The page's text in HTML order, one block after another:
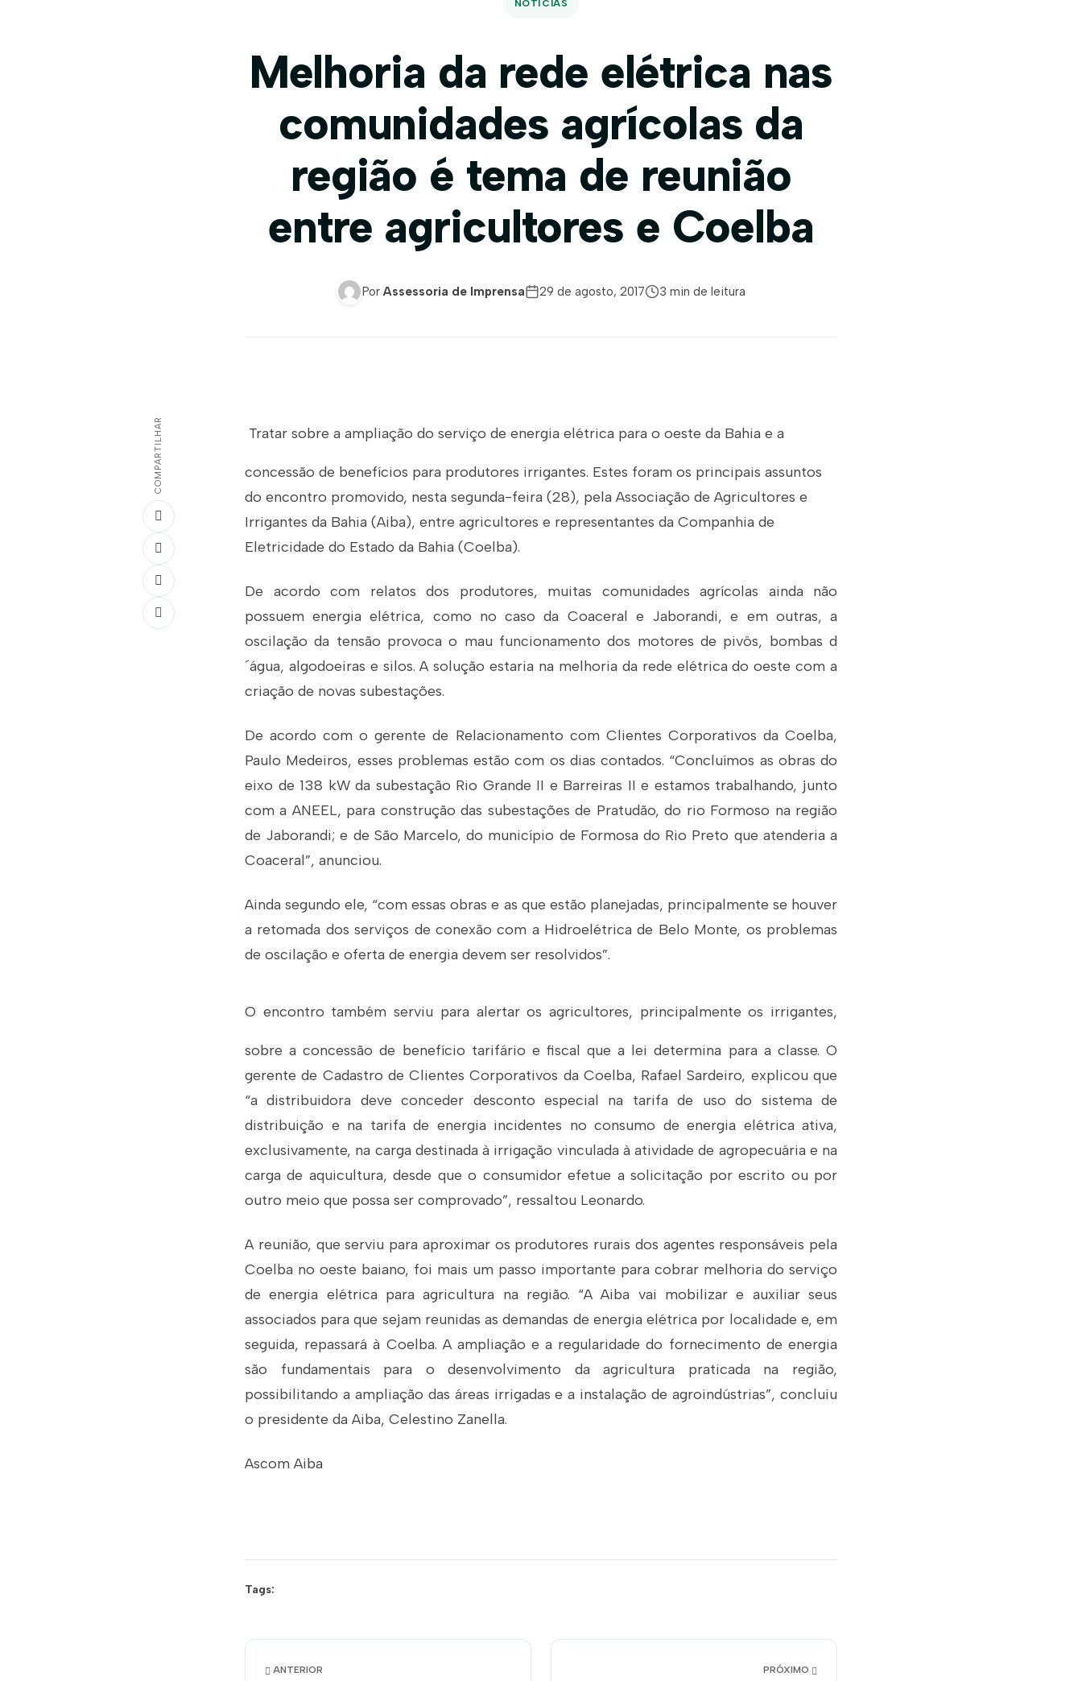
NOTÍCIAS
Melhoria da rede elétrica nas
comunidades agrícolas da
região é tema de reunião
entre agricultores e Coelba
Por Assessoria de Imprensa 29 de agosto, 2017 3 min de leitura
COMPARTILHAR Tratar sobre a ampliação do serviço de energia elétrica para o oeste da Bahia e a
concessão de benefícios para produtores irrigantes. Estes foram os principais assuntos
do encontro promovido, nesta segunda-feira (28), pela Associação de Agricultores e
Irrigantes da Bahia (Aiba), entre agricultores e representantes da Companhia de
Eletricidade do Estado da Bahia (Coelba).
De acordo com relatos dos produtores, muitas comunidades agrícolas ainda não
possuem energia elétrica, como no caso da Coaceral e Jaborandi, e em outras, a
oscilação da tensão provoca o mau funcionamento dos motores de pivôs, bombas d
´água, algodoeiras e silos. A solução estaria na melhoria da rede elétrica do oeste com a
criação de novas subestações.
De acordo com o gerente de Relacionamento com Clientes Corporativos da Coelba,
Paulo Medeiros, esses problemas estão com os dias contados. “Concluímos as obras do
eixo de 138 kW da subestação Rio Grande II e Barreiras II e estamos trabalhando, junto
com a ANEEL, para construção das subestações de Pratudão, do rio Formoso na região
de Jaborandi; e de São Marcelo, do município de Formosa do Rio Preto que atenderia a
Coaceral”, anunciou.
Ainda segundo ele, “com essas obras e as que estão planejadas, principalmente se houver
a retomada dos serviços de conexão com a Hidroelétrica de Belo Monte, os problemas
de oscilação e oferta de energia devem ser resolvidos”.
O encontro também serviu para alertar os agricultores, principalmente os irrigantes,
sobre a concessão de benefício tarifário e fiscal que a lei determina para a classe. O
gerente de Cadastro de Clientes Corporativos da Coelba, Rafael Sardeiro, explicou que
“a distribuidora deve conceder desconto especial na tarifa de uso do sistema de
distribuição e na tarifa de energia incidentes no consumo de energia elétrica ativa,
exclusivamente, na carga destinada à irrigação vinculada à atividade de agropecuária e na
carga de aquicultura, desde que o consumidor efetue a solicitação por escrito ou por
outro meio que possa ser comprovado”, ressaltou Leonardo.
A reunião, que serviu para aproximar os produtores rurais dos agentes responsáveis pela
Coelba no oeste baiano, foi mais um passo importante para cobrar melhoria do serviço
de energia elétrica para agricultura na região. “A Aiba vai mobilizar e auxiliar seus
associados para que sejam reunidas as demandas de energia elétrica por localidade e, em
seguida, repassará à Coelba. A ampliação e a regularidade do fornecimento de energia
são fundamentais para o desenvolvimento da agricultura praticada na região,
possibilitando a ampliação das áreas irrigadas e a instalação de agroindústrias”, concluiu
o presidente da Aiba, Celestino Zanella.
Ascom Aiba
Tags:
ANTERIOR PRÓXIMO